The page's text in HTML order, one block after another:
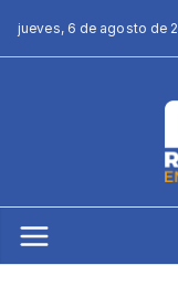
jueves, 6 de agosto de